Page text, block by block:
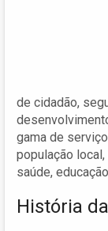
de cidadão,
gama de
população
saúde,
História